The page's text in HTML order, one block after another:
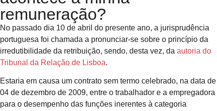
remuneração?
No passado dia 10 de abril do presente ano, a jurisprudência
portuguesa foi chamada a pronunciar-se sobre o princípio da
irredutibilidade da retribuição, sendo, desta vez, da autoria do
Tribunal da Relação de Lisboa.
Estaria em causa um contrato sem termo celebrado, na data de
04 de dezembro de 2009, entre o trabalhador e a empregadora
para o desempenho das funções inerentes à categoria